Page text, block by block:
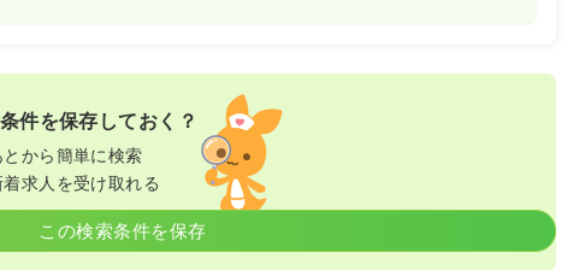
件を保存しておく？
とから簡単に検索
着求人を受け取れる
この検索条件を保存